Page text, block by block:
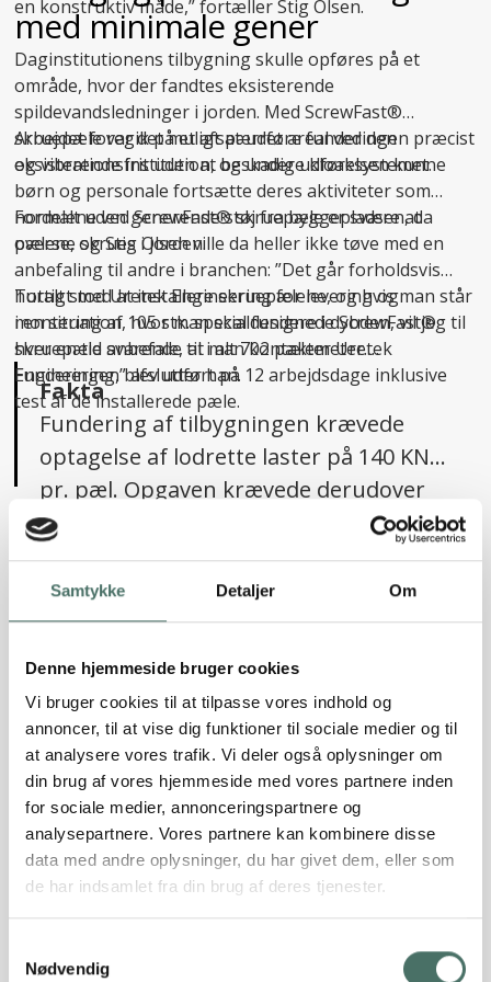
Samtykke Detaljer Om
Denne hjemmeside bruger cookies
Vi bruger cookies til at tilpasse vores indhold og
annoncer, til at vise dig funktioner til sociale medier og til
at analysere vores trafik. Vi deler også oplysninger om
din brug af vores hjemmeside med vores partnere inden
for sociale medier, annonceringspartnere og
analysepartnere. Vores partnere kan kombinere disse
data med andre oplysninger, du har givet dem, eller som
de har indsamlet fra din brug af deres tjenester.
Nødvendig
en konstruktiv måde,” fortæller Stig Olsen.
med minimale gener
Daginstitutionens tilbygning skulle opføres på et
område, hvor der fandtes eksisterende
spildevandsledninger i jorden. Med ScrewFast®
skruepæle var det muligt at udføre funderingen præcist
og vibrationsfrit uden at beskadige kloaksystemet.
Arbejdet foregik på et afspærret areal ved den
eksisterende institution, og under udførelsen kunne
børn og personale fortsætte deres aktiviteter som
normalt uden generende støj fra byggepladsen, da
pælene skrues i jorden.
Fordelene ved ScrewFast® skruepæle er svære at
overse, og Stig Olsen ville da heller ikke tøve med en
anbefaling til andre i branchen: ”Det går forholdsvis
hurtigt med at installere skruepælene, og hvis man står
i en situation, hvor man skal fundere i dybden, vil jeg til
hver en tid anbefale, at man kontakter Uretek
Engineering,” afslutter han.
Totalt stod Uretek Engineering for levering og
montering af 105 stk. specialdesignede ScrewFast®
skruepæle svarende til i alt 702 pælemeter.
Funderingen blev udført på 12 arbejdsdage inklusive
test af de installerede pæle.
Fakta
Fundering af tilbygningen krævede
optagelse af lodrette laster på 140 KN
pr. pæl. Opgaven krævede derudover
10 stk. skråpæle til optagelse af
vandrette laster, beregnet til i alt 150
KN på tværs af bygningen og i alt 70 KN
på langs.
Læs referencen